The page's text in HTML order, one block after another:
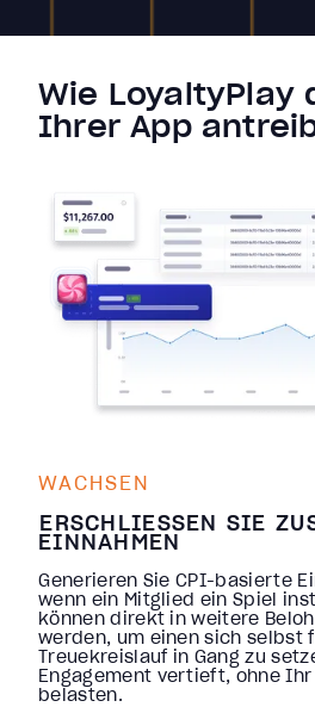
Wie LoyaltyPlay
Ihrer App
WACHSEN
ERSCHLIESSEN SIE
INNAHMEN
Generieren Sie CPI-basierte
wenn ein Mitglied ein Spiel
können direkt in weitere
werden, um einen sich selbst
Treuekreislauf in Gang zu
Engagement vertieft, ohne Ihr
belasten.